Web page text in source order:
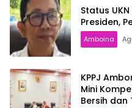
Status
Presiden,
Amboina
KPPJ
Mini
Bersih dan